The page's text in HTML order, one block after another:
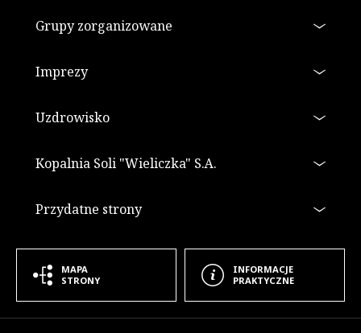
Grupy zorganizowane
Imprezy
Uzdrowisko
Kopalnia Soli "Wieliczka" S.A.
Przydatne strony
Informacje dodatkowe
MAPA
STRONY
INFORMACJE
PRAKTYCZNE